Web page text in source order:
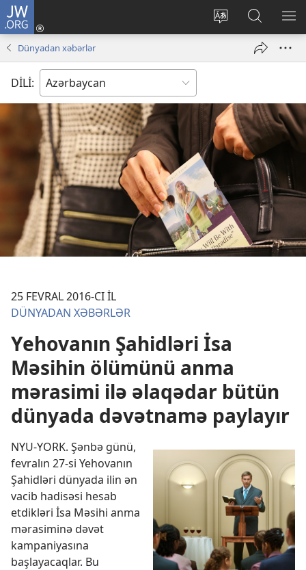
JW.ORG
Saytın
Daxil
JW.ORG-
da
axtarın
Dünyadan xəbərlər
DİLİ:
25 FEVRAL 2016-CI İL
DÜNYADAN XƏBƏRLƏR
Yehovanın Şahidləri İsa
Məsihin ölümünü anma
mərasimi ilə əlaqədar bütün
dünyada dəvətnamə paylayır
NYU-YORK. Şənbə günü,
fevralın 27-si Yehovanın
Şahidləri dünyada ilin ən
vacib hadisəsi hesab
etdikləri İsa Məsihi anma
mərasiminə dəvət
kampaniyasına
başlayacaqlar. Bu